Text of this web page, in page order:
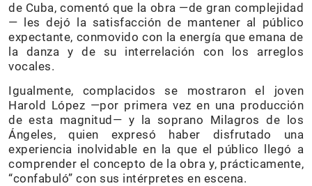
de Cuba, comentó que la obra —de gran complejidad
— les dejó la satisfacción de mantener al público
expectante, conmovido con la energía que emana de
la danza y de su interrelación con los arreglos
vocales.
Igualmente, complacidos se mostraron el joven
Harold López —por primera vez en una producción
de esta magnitud— y la soprano Milagros de los
Ángeles, quien expresó haber disfrutado una
experiencia inolvidable en la que el público llegó a
comprender el concepto de la obra y, prácticamente,
“confabuló” con sus intérpretes en escena.